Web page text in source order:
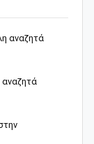
αναζητά
αναζητά